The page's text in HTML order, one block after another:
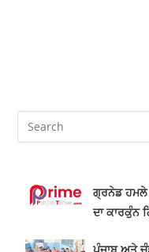
ਗ੍ਰਨੇਡ ਹਮਲੇ
ਦਾ ਕਾਰਕੁੰਨ
ਪੰਜਾਬ ਅਤੇ